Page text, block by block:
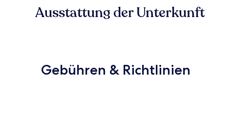
Ausstattung der Unterkunft
Gebühren & Richtlinien